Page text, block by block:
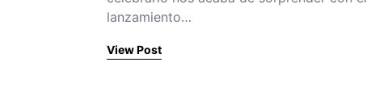
lanzamiento…
View Post